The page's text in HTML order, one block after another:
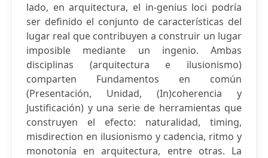
lado, en arquitectura, el in-genius loci podría
ser definido el conjunto de características del
lugar real que contribuyen a construir un lugar
imposible mediante un ingenio. Ambas
disciplinas (arquitectura e ilusionismo)
comparten Fundamentos en común
(Presentación, Unidad, (In)coherencia y
Justificación) y una serie de herramientas que
construyen el efecto: naturalidad, timing,
misdirection en ilusionismo y cadencia, ritmo y
monotonía en arquitectura, entre otras. La